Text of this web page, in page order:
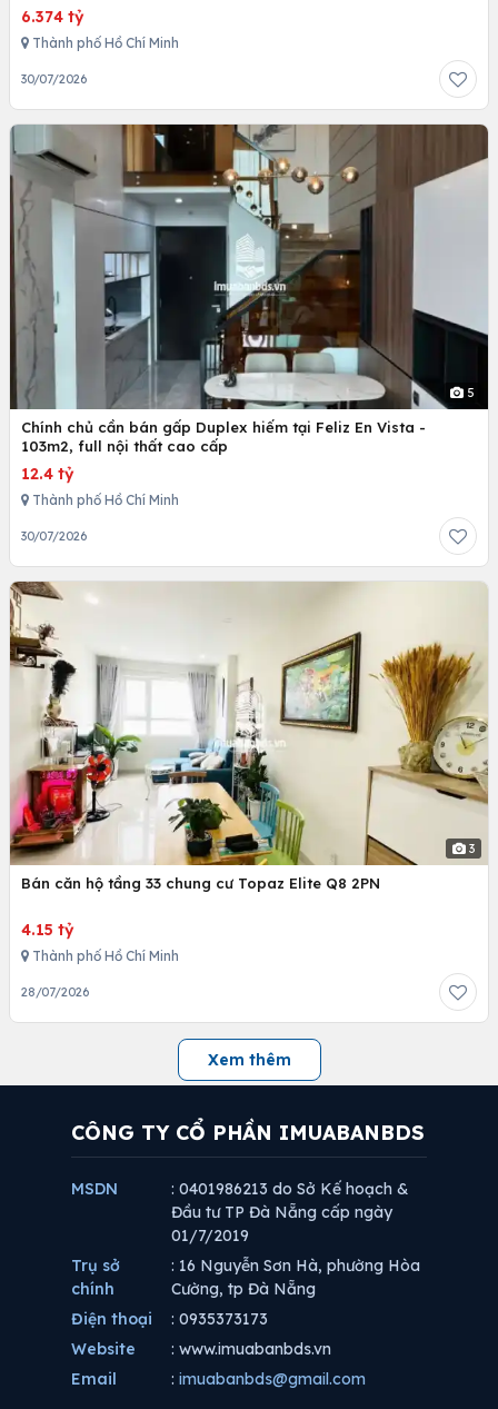
6.374 tỷ
Thành phố Hồ Chí Minh
30/07/2026
5
Chính chủ cần bán gấp Duplex hiếm tại Feliz En Vista -
103m2, full nội thất cao cấp
12.4 tỷ
Thành phố Hồ Chí Minh
30/07/2026
3
Bán căn hộ tầng 33 chung cư Topaz Elite Q8 2PN
4.15 tỷ
Thành phố Hồ Chí Minh
28/07/2026
Xem thêm
CÔNG TY CỔ PHẦN IMUABANBDS
MSDN
: 0401986213 do Sở Kế hoạch &
Đầu tư TP Đà Nẵng cấp ngày
01/7/2019
Trụ sở
chính
: 16 Nguyễn Sơn Hà, phường Hòa
Cường, tp Đà Nẵng
Điện thoại
: 0935373173
Website
: www.imuabanbds.vn
Email
: imuabanbds@gmail.com